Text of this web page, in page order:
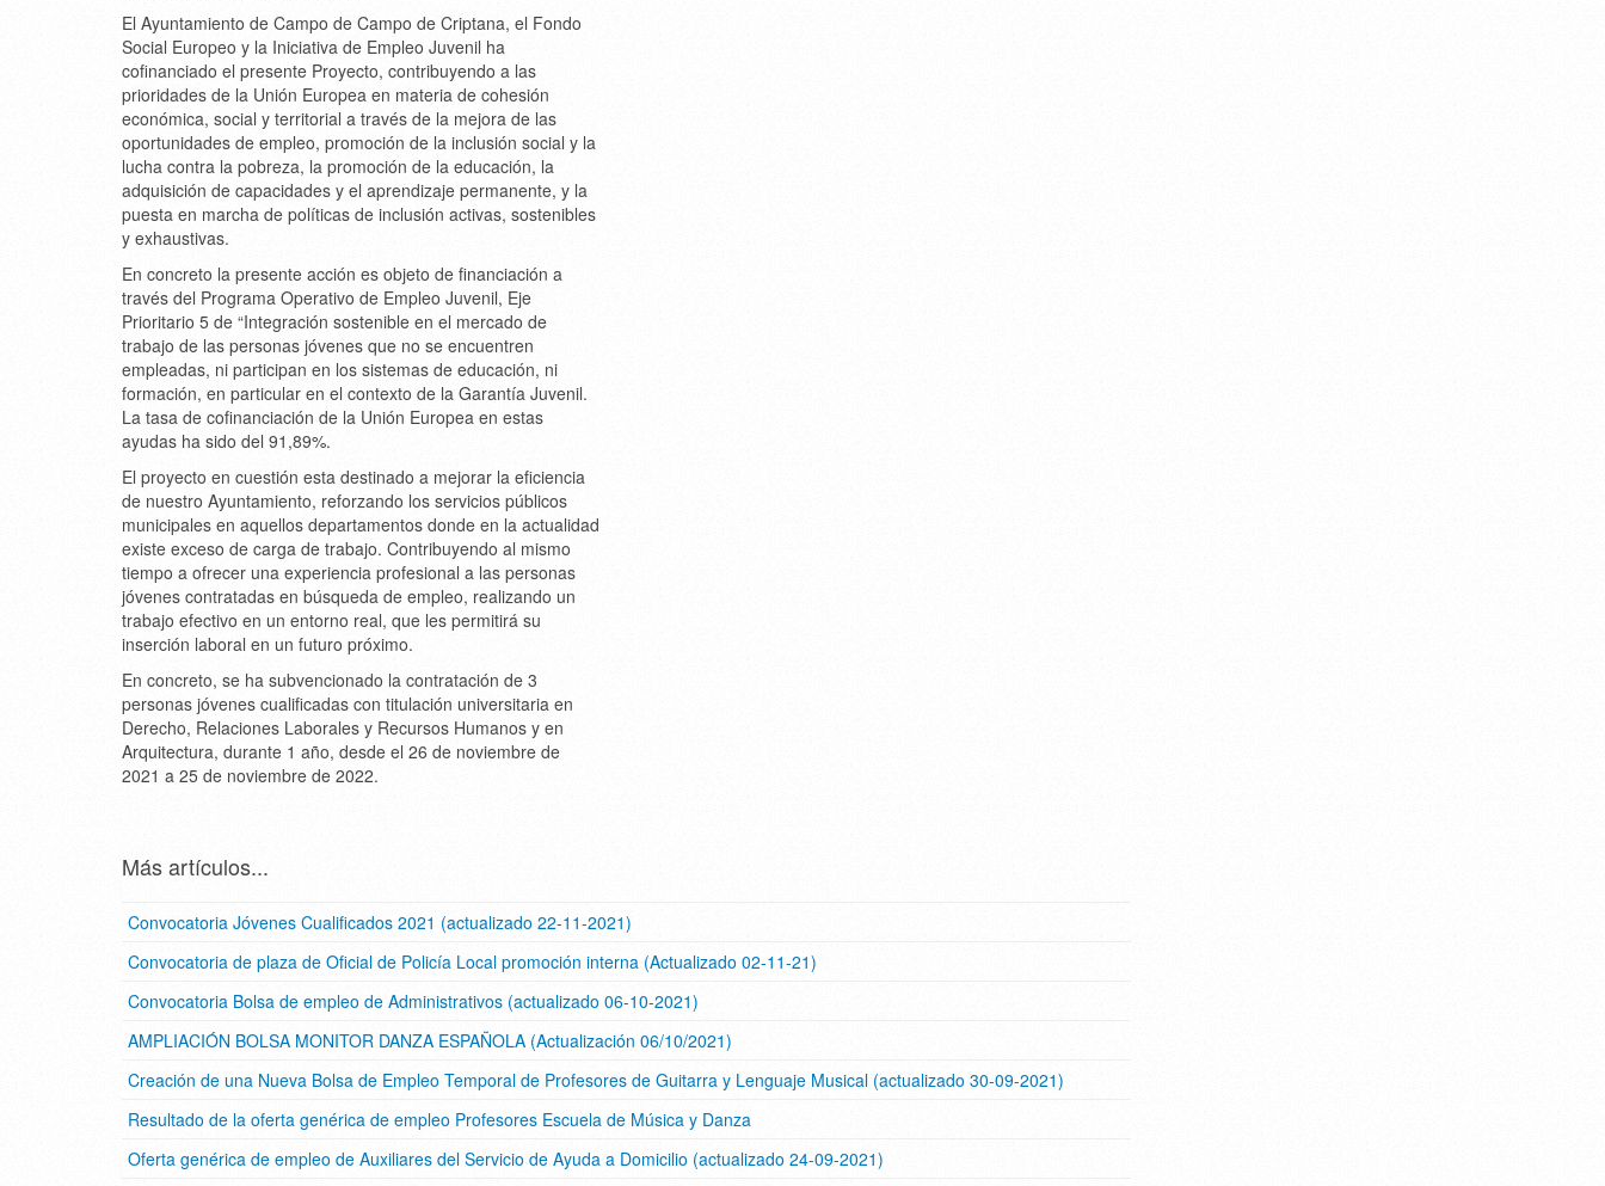
El Ayuntamiento de Campo de Campo de Criptana, el Fondo
Social Europeo y la Iniciativa de Empleo Juvenil ha
cofinanciado el presente Proyecto, contribuyendo a las
prioridades de la Unión Europea en materia de cohesión
económica, social y territorial a través de la mejora de las
oportunidades de empleo, promoción de la inclusión social y la
lucha contra la pobreza, la promoción de la educación, la
adquisición de capacidades y el aprendizaje permanente, y la
puesta en marcha de políticas de inclusión activas, sostenibles
y exhaustivas.
En concreto la presente acción es objeto de financiación a
través del Programa Operativo de Empleo Juvenil, Eje
Prioritario 5 de “Integración sostenible en el mercado de
trabajo de las personas jóvenes que no se encuentren
empleadas, ni participan en los sistemas de educación, ni
formación, en particular en el contexto de la Garantía Juvenil.
La tasa de cofinanciación de la Unión Europea en estas
ayudas ha sido del 91,89%.
El proyecto en cuestión esta destinado a mejorar la eficiencia
de nuestro Ayuntamiento, reforzando los servicios públicos
municipales en aquellos departamentos donde en la actualidad
existe exceso de carga de trabajo. Contribuyendo al mismo
tiempo a ofrecer una experiencia profesional a las personas
jóvenes contratadas en búsqueda de empleo, realizando un
trabajo efectivo en un entorno real, que les permitirá su
inserción laboral en un futuro próximo.
En concreto, se ha subvencionado la contratación de 3
personas jóvenes cualificadas con titulación universitaria en
Derecho, Relaciones Laborales y Recursos Humanos y en
Arquitectura, durante 1 año, desde el 26 de noviembre de
2021 a 25 de noviembre de 2022.
Más artículos...
Convocatoria Jóvenes Cualificados 2021 (actualizado 22-11-2021)
Convocatoria de plaza de Oficial de Policía Local promoción interna (Actualizado 02-11-21)
Convocatoria Bolsa de empleo de Administrativos (actualizado 06-10-2021)
AMPLIACIÓN BOLSA MONITOR DANZA ESPAÑOLA (Actualización 06/10/2021)
Creación de una Nueva Bolsa de Empleo Temporal de Profesores de Guitarra y Lenguaje Musical (actualizado 30-09-2021)
Resultado de la oferta genérica de empleo Profesores Escuela de Música y Danza
Oferta genérica de empleo de Auxiliares del Servicio de Ayuda a Domicilio (actualizado 24-09-2021)